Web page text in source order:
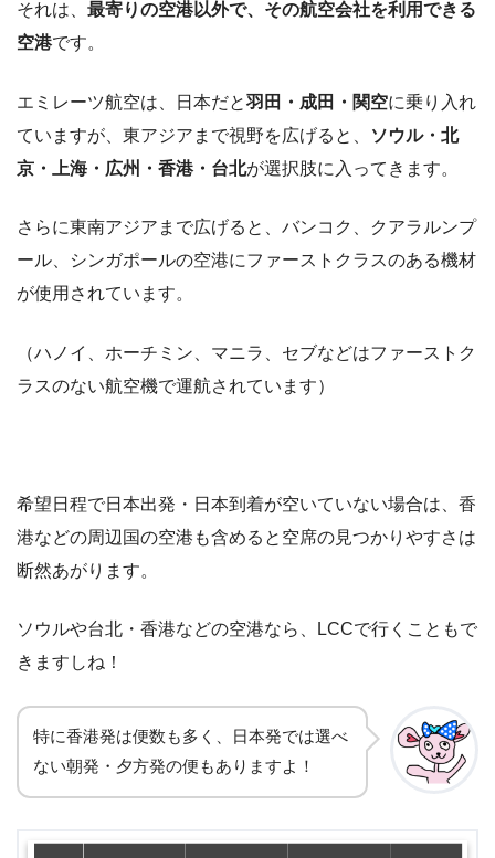
それは、 最寄りの空港以外で、その航空会社を利用できる
空港です。
エミレーツ航空は、日本だと羽田・成田・関空に乗り入れ
ていますが、東アジアまで視野を広げると、
ソウル・北
京・上海・広州・香港・台北が選択肢に入ってきます。
さらに東南アジアまで広げると、バンコク、クアラルンプ
ール、シンガポールの空港にファーストクラスのある機材
が使用されています。
（ハノイ、ホーチミン、マニラ、セブなどはファーストク
ラスのない航空機で運航されています）
希望日程で日本出発・日本到着が空いていない場合は、香
港などの周辺国の空港も含めると空席の見つかりやすさは
断然あがります。
ソウルや台北・香港などの空港なら、LCCで行くこともで
きますしね！
特に香港発は便数も多く、日本発では選べ
ない朝発・夕方発の便もありますよ！